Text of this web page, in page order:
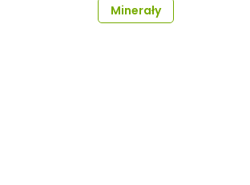
Minerały